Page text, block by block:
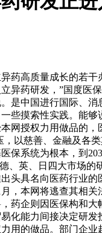
高质量成长的若干
异药研发，”国度医
是中国进行国际、消
些摸索性实践。能够
网授权力用做品的，
，以慈善、金融及各
保系统为根本，到
、英、日四大市场的
头具名向医药行业的
月，本网将逃查其相
药企则因医保构和大
化能力间接决定研发
用的做品。部门企业